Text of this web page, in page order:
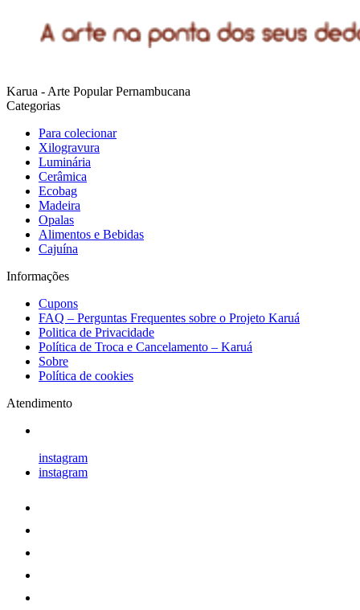
Karua - Arte Popular Pernambucana
Categorias
Para colecionar
Xilogravura
Luminária
Cerâmica
Ecobag
Madeira
Opalas
Alimentos e Bebidas
Cajuína
Informações
Cupons
FAQ – Perguntas Frequentes sobre o Projeto Karuá
Politica de Privacidade
Política de Troca e Cancelamento – Karuá
Sobre
Política de cookies
Atendimento
instagram
instagram